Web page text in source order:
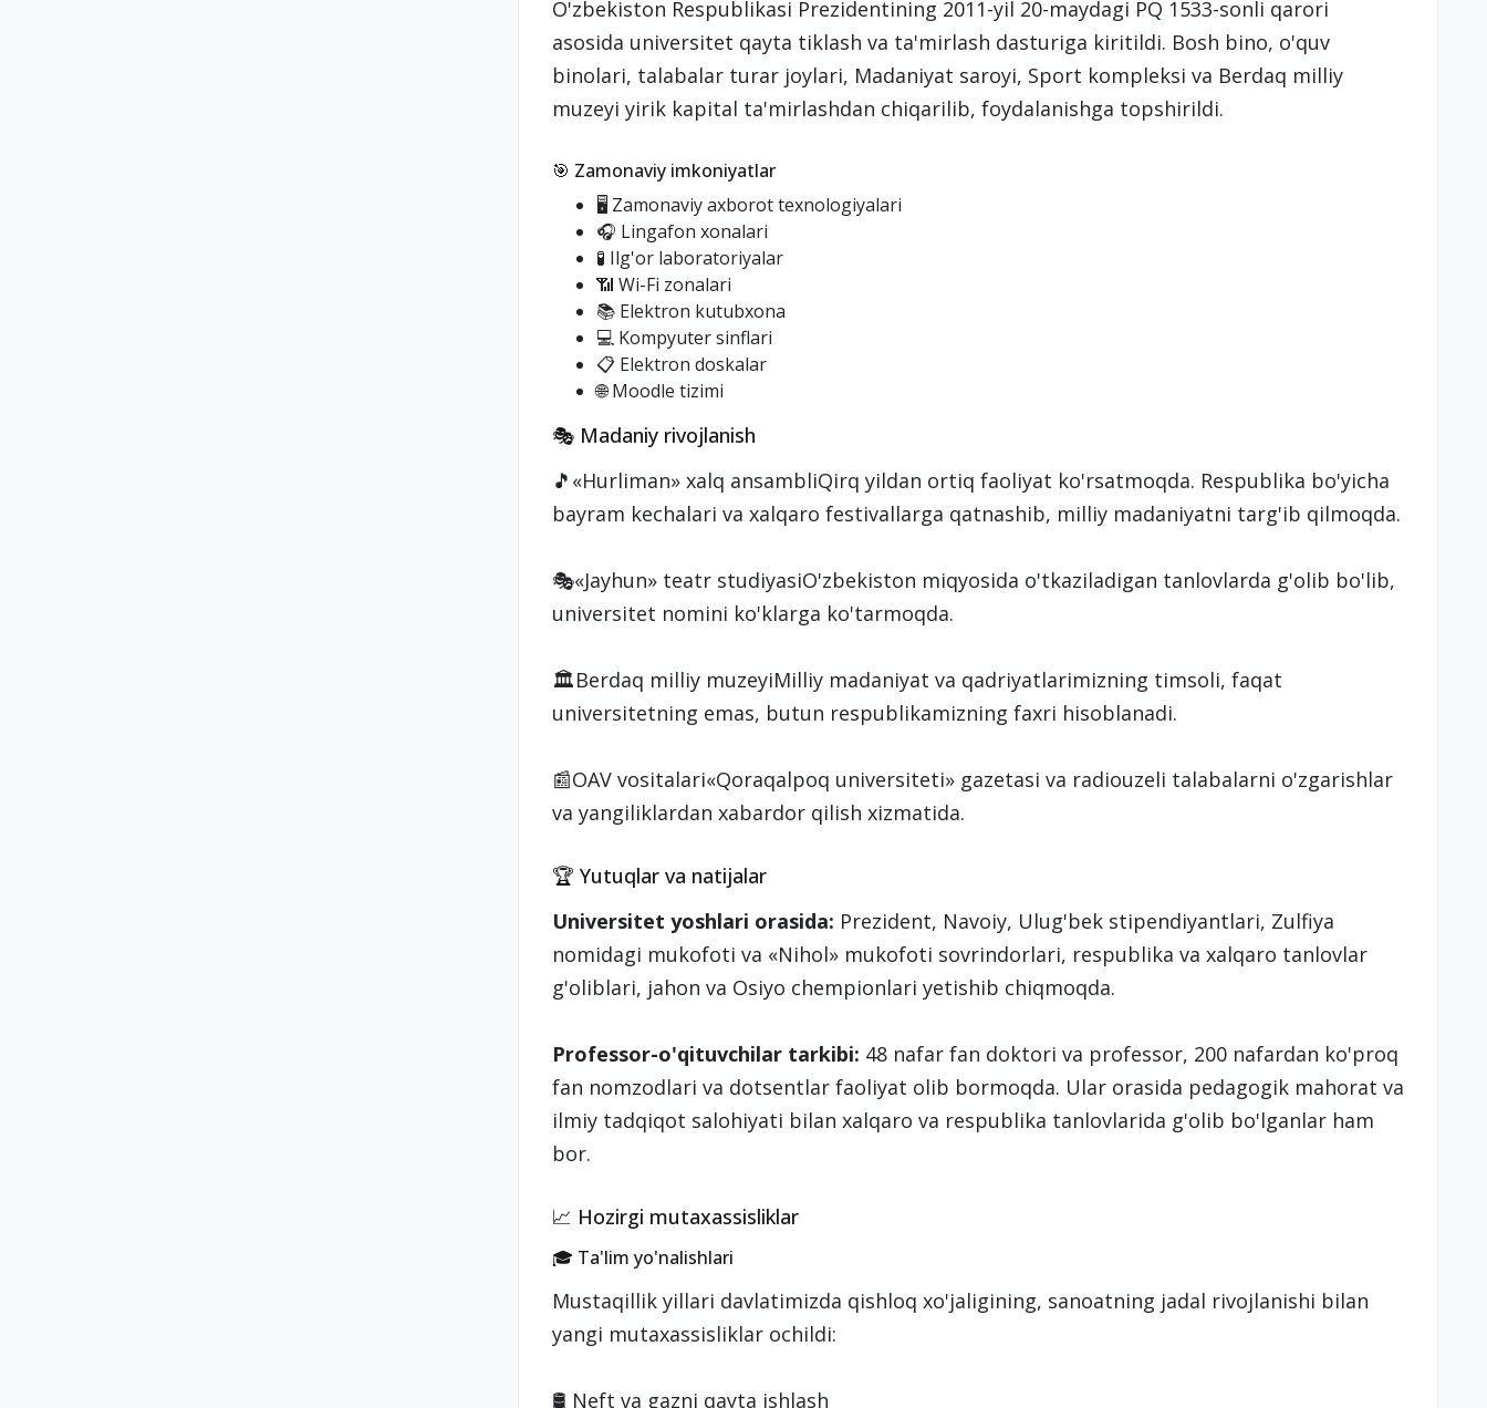
O'zbekiston Respublikasi Prezidentining 2011-yil 20-maydagi PQ 1533-sonli qarori
asosida universitet qayta tiklash va ta'mirlash dasturiga kiritildi. Bosh bino, o'quv
binolari, talabalar turar joylari, Madaniyat saroyi, Sport kompleksi va Berdaq milliy
muzeyi yirik kapital ta'mirlashdan chiqarilib, foydalanishga topshirildi.
🎯 Zamonaviy imkoniyatlar
🖥️ Zamonaviy axborot texnologiyalari
🎧 Lingafon xonalari
🧪 Ilg'or laboratoriyalar
📶 Wi-Fi zonalari
📚 Elektron kutubxona
💻 Kompyuter sinflari
📋 Elektron doskalar
🌐 Moodle tizimi
🎭 Madaniy rivojlanish
🎵«Hurliman» xalq ansambliQirq yildan ortiq faoliyat ko'rsatmoqda. Respublika bo'yicha
bayram kechalari va xalqaro festivallarga qatnashib, milliy madaniyatni targ'ib qilmoqda.
🎭«Jayhun» teatr studiyasiO'zbekiston miqyosida o'tkaziladigan tanlovlarda g'olib bo'lib,
universitet nomini ko'klarga ko'tarmoqda.
🏛️Berdaq milliy muzeyiMilliy madaniyat va qadriyatlarimizning timsoli, faqat
universitetning emas, butun respublikamizning faxri hisoblanadi.
📰OAV vositalari«Qoraqalpoq universiteti» gazetasi va radiouzeli talabalarni o'zgarishlar
va yangiliklardan xabardor qilish xizmatida.
🏆 Yutuqlar va natijalar
Universitet yoshlari orasida: Prezident, Navoiy, Ulug'bek stipendiyantlari, Zulfiya
nomidagi mukofoti va «Nihol» mukofoti sovrindorlari, respublika va xalqaro tanlovlar
g'oliblari, jahon va Osiyo chempionlari yetishib chiqmoqda.
Professor-o'qituvchilar tarkibi: 48 nafar fan doktori va professor, 200 nafardan ko'proq
fan nomzodlari va dotsentlar faoliyat olib bormoqda. Ular orasida pedagogik mahorat va
ilmiy tadqiqot salohiyati bilan xalqaro va respublika tanlovlarida g'olib bo'lganlar ham
bor.
📈 Hozirgi mutaxassisliklar
🎓 Ta'lim yo'nalishlari
Mustaqillik yillari davlatimizda qishloq xo'jaligining, sanoatning jadal rivojlanishi bilan
yangi mutaxassisliklar ochildi:
🛢️ Neft va gazni qayta ishlash